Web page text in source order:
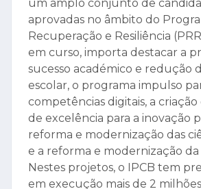
um amplo conjunto de
aprovadas no âmbito do
Recuperação e Resiliência
em curso, importa destacar a
sucesso académico e redução
escolar, o programa impulso
competências digitais, a
de excelência para a inovação
reforma e modernização das
e a reforma e modernização da
Nestes projetos, o IPCB tem
em execução mais de 2